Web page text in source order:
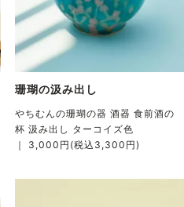
珊瑚の汲み出し
やちむんの珊瑚の器 酒器 食前酒の
杯 汲み出し ターコイズ色
｜ 3,000円(税込3,300円)